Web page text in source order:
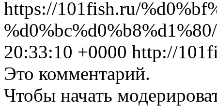
https://101fish.ru/
20:33:10 +0000 http://
Это комментарий.
Чтобы начать